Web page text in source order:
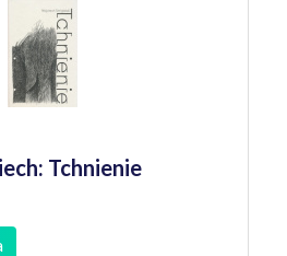
Tchnienie